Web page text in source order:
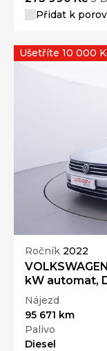
Přidat k
Ročník 2022
kW automat,
Nájezd
95 671 km
Palivo
Diesel
Ušetříte 10 000